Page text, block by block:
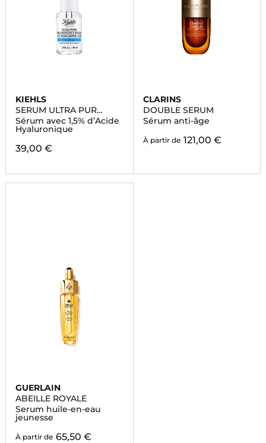
KIEHLS
SERUM ULTRA PUR
HAUTE PERFORMANCE
Sérum avec 1,5% d’Acide
Hyaluronique
39,00 €
CLARINS
DOUBLE SERUM
Sérum anti-âge
À partir de 121,00 €
GUERLAIN
ABEILLE ROYALE
Serum huile-en-eau
jeunesse
À partir de 65,50 €